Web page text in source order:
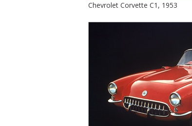
Chevrolet Corvette C1, 1953